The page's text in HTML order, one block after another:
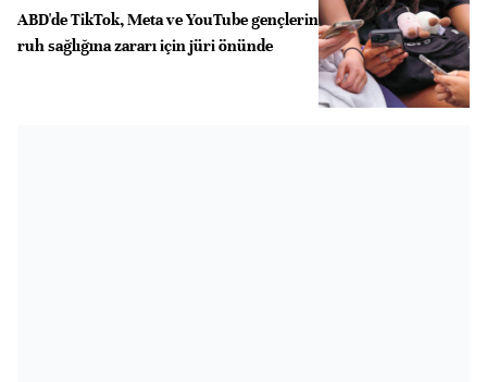
ABD'de TikTok, Meta ve YouTube gençlerin
ruh sağlığına zararı için jüri önünde